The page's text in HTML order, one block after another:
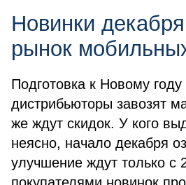
Новинки
рынок
Подготовка к Новому
дистрибьюторы завозят
же ждут скидок. У кого
неясно, начало декабря
улучшение ждут только